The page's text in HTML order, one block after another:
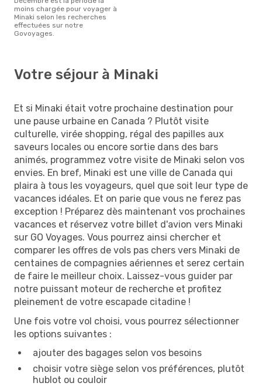
moins chargée pour voyager à
Minaki selon les recherches
effectuées sur notre
Govoyages.
Votre séjour à Minaki
Et si Minaki était votre prochaine destination pour
une pause urbaine en Canada ? Plutôt visite
culturelle, virée shopping, régal des papilles aux
saveurs locales ou encore sortie dans des bars
animés, programmez votre visite de Minaki selon vos
envies. En bref, Minaki est une ville de Canada qui
plaira à tous les voyageurs, quel que soit leur type de
vacances idéales. Et on parie que vous ne ferez pas
exception ! Préparez dès maintenant vos prochaines
vacances et réservez votre billet d'avion vers Minaki
sur GO Voyages. Vous pourrez ainsi chercher et
comparer les offres de vols pas chers vers Minaki de
centaines de compagnies aériennes et serez certain
de faire le meilleur choix. Laissez-vous guider par
notre puissant moteur de recherche et profitez
pleinement de votre escapade citadine !
Une fois votre vol choisi, vous pourrez sélectionner
les options suivantes :
ajouter des bagages selon vos besoins
choisir votre siège selon vos préférences, plutôt
hublot ou couloir